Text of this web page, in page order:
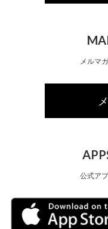
メルマ
公式ア